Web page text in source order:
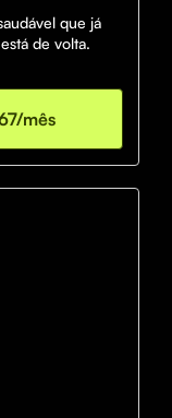
que já
de volta.
mês